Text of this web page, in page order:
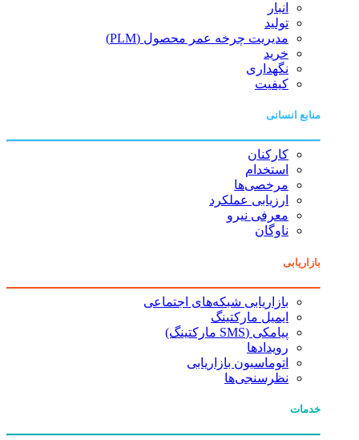
انبار
تولید
مدیریت چرخه عمر محصول (PLM)
خرید
نگهداری
کیفیت
منابع انسانی
کارکنان
استخدام
مرخصی‌ها
ارزیابی عملکرد
معرفی نیرو
ناوگان
بازاریابی
بازاریابی شبکه‌های اجتماعی
ایمیل مارکتینگ
پیامکی (SMS مارکتینگ)
رویدادها
اتوماسیون بازاریابی
نظرسنجی‌ها
خدمات